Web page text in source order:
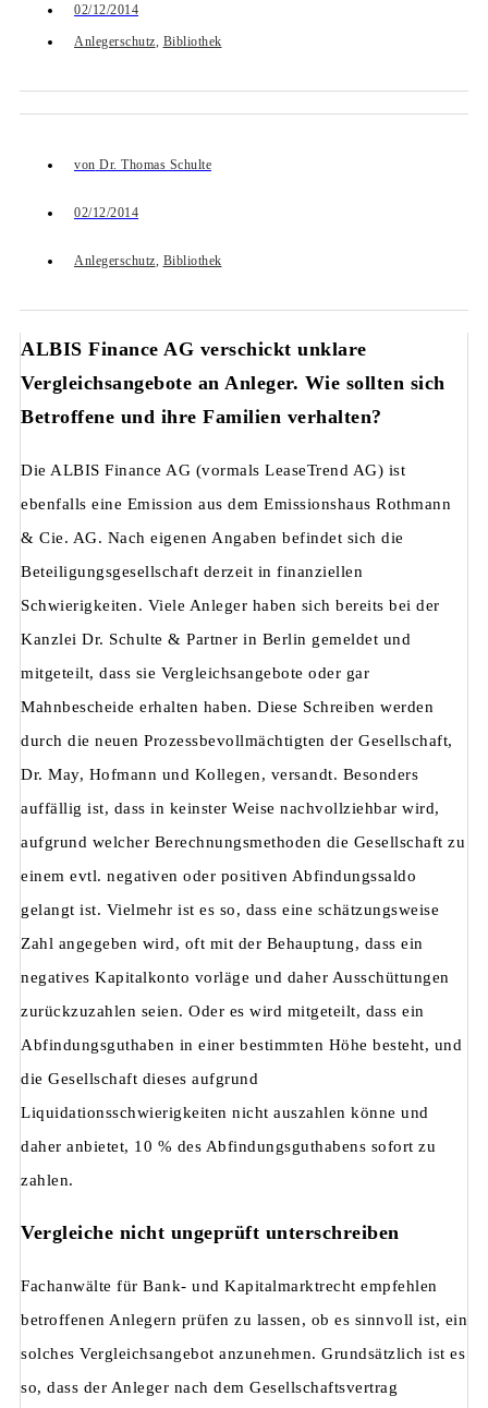
02/12/2014
Anlegerschutz, Bibliothek
von Dr. Thomas Schulte
02/12/2014
Anlegerschutz, Bibliothek
ALBIS Finance AG verschickt unklare
Vergleichsangebote an Anleger. Wie sollten sich
Betroffene und ihre Familien verhalten?
Die ALBIS Finance AG (vormals LeaseTrend AG) ist
ebenfalls eine Emission aus dem Emissionshaus Rothmann
& Cie. AG. Nach eigenen Angaben befindet sich die
Beteiligungsgesellschaft derzeit in finanziellen
Schwierigkeiten. Viele Anleger haben sich bereits bei der
Kanzlei Dr. Schulte & Partner in Berlin gemeldet und
mitgeteilt, dass sie Vergleichsangebote oder gar
Mahnbescheide erhalten haben. Diese Schreiben werden
durch die neuen Prozessbevollmächtigten der Gesellschaft,
Dr. May, Hofmann und Kollegen, versandt. Besonders
auffällig ist, dass in keinster Weise nachvollziehbar wird,
aufgrund welcher Berechnungsmethoden die Gesellschaft zu
einem evtl. negativen oder positiven Abfindungssaldo
gelangt ist. Vielmehr ist es so, dass eine schätzungsweise
Zahl angegeben wird, oft mit der Behauptung, dass ein
negatives Kapitalkonto vorläge und daher Ausschüttungen
zurückzuzahlen seien. Oder es wird mitgeteilt, dass ein
Abfindungsguthaben in einer bestimmten Höhe besteht, und
die Gesellschaft dieses aufgrund
Liquidationsschwierigkeiten nicht auszahlen könne und
daher anbietet, 10 % des Abfindungsguthabens sofort zu
zahlen.
Vergleiche nicht ungeprüft unterschreiben
Fachanwälte für Bank- und Kapitalmarktrecht empfehlen
betroffenen Anlegern prüfen zu lassen, ob es sinnvoll ist, ein
solches Vergleichsangebot anzunehmen. Grundsätzlich ist es
so, dass der Anleger nach dem Gesellschaftsvertrag